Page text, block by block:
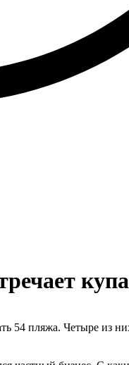
54 пляжа. Четыре из